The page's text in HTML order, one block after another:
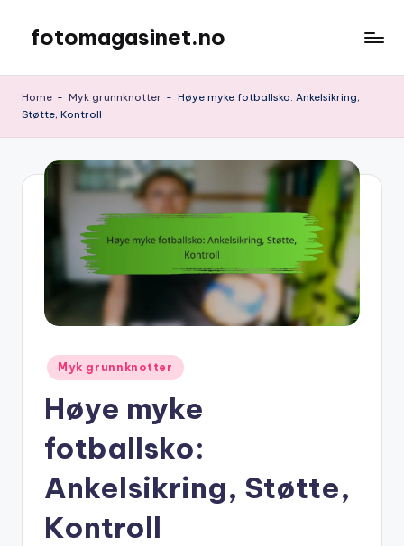
content
fotomagasinet.no
Home - Myk grunnknotter - Høye myke fotballsko: Ankelsikring,
Støtte, Kontroll
Posted
in
Myk grunnknotter
Høye myke
fotballsko:
Ankelsikring, Støtte,
Kontroll